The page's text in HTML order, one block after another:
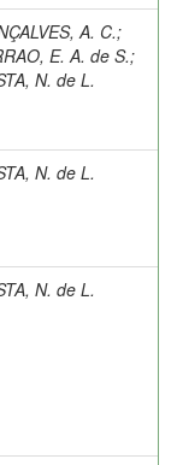
A. C.;
E. A. de S.;
N. de L.
N. de L.
N. de L.